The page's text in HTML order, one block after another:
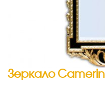
Зеркало Camerin